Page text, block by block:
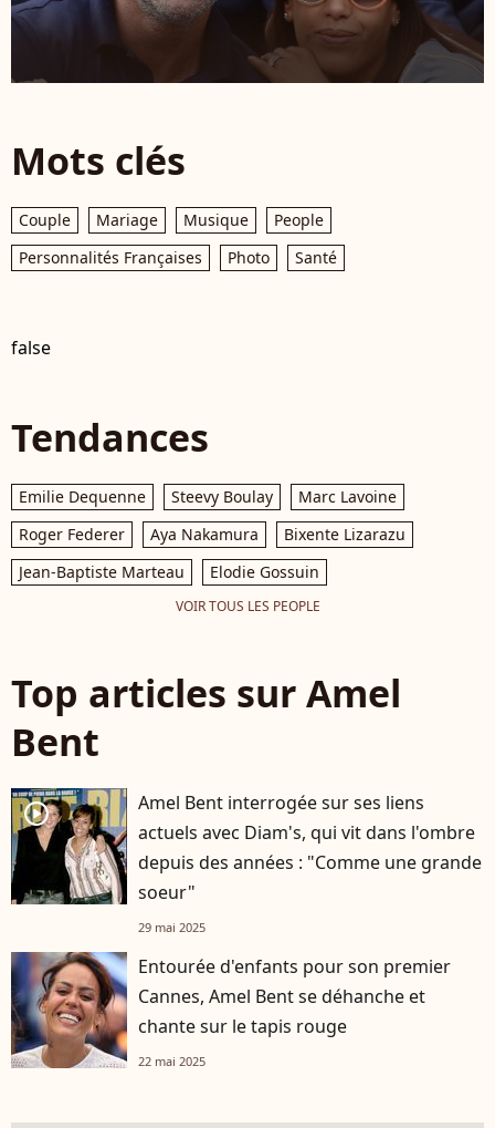
Mots clés
Couple Mariage Musique
People
Personnalités Françaises
Photo Santé
false
Tendances
Emilie Dequenne Steevy Boulay
Marc Lavoine
Roger Federer
Aya Nakamura
Bixente Lizarazu
Jean-Baptiste Marteau
Elodie Gossuin
VOIR TOUS LES PEOPLE
Top articles sur Amel
Bent
player2
Amel Bent interrogée sur ses liens
actuels avec Diam's, qui vit dans l'ombre
depuis des années : "Comme une grande
soeur"
29 mai 2025
Entourée d'enfants pour son premier
Cannes, Amel Bent se déhanche et
chante sur le tapis rouge
22 mai 2025